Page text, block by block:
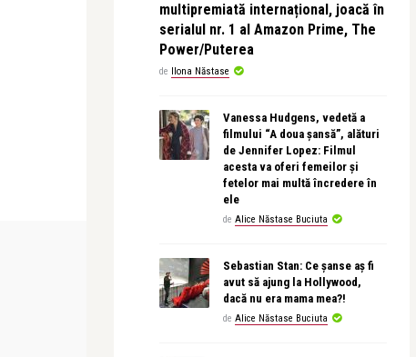
revistatango.ro Marea Dragoste
Noul ministru al Sanatatii, Raed Arafat,
multipremiată internațional, joacă în
serialul nr. 1 al Amazon Prime, The
Power/Puterea
de Ilona Năstase
Vanessa Hudgens, vedetă a
filmului “A doua șansă”, alături
de Jennifer Lopez: Filmul
acesta va oferi femeilor și
fetelor mai multă încredere în
ele
de Alice Năstase Buciuta
Sebastian Stan: Ce șanse aș fi
avut să ajung la Hollywood,
dacă nu era mama mea?!
de Alice Năstase Buciuta